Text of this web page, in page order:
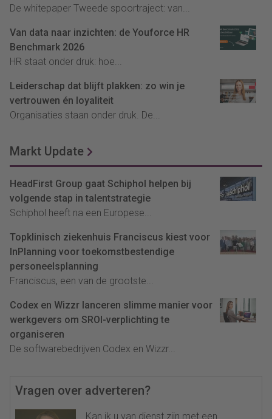
De whitepaper Tweede spoortraject: van...
Van data naar inzichten: de Youforce HR
Benchmark 2026
HR staat onder druk: hoe...
Leiderschap dat blijft plakken: zo win je
vertrouwen én loyaliteit
Organisaties staan onder druk. De...
Markt Update
HeadFirst Group gaat Schiphol helpen bij
volgende stap in talentstrategie
Schiphol heeft na een Europese...
Topklinisch ziekenhuis Franciscus kiest voor
InPlanning voor toekomstbestendige
personeelsplanning
Franciscus, een van de grootste...
Codex en Wizzr lanceren slimme manier voor
werkgevers om SROI-verplichting te
organiseren
De softwarebedrijven Codex en Wizzr...
Vragen over adverteren?
Kan ik u van dienst zijn met een